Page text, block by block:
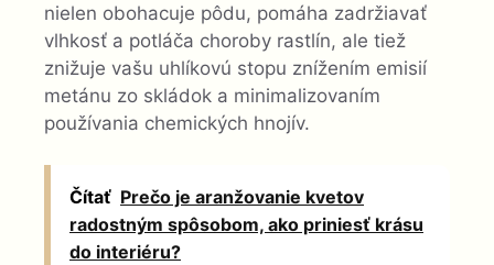
nielen obohacuje pôdu, pomáha zadržiavať
vlhkosť a potláča choroby rastlín, ale tiež
znižuje vašu uhlíkovú stopu znížením emisií
metánu zo skládok a minimalizovaním
používania chemických hnojív.
Čítať Prečo je aranžovanie kvetov
radostným spôsobom, ako priniesť krásu
do interiéru?